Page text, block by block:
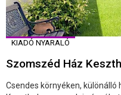
KIADÓ NYARALÓ
Szomszéd Ház
Csendes környéken,